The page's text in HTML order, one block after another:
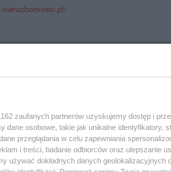
wierzymy, że nieruchomości to coś
na Pomorzu znamy lokalny rynek
otrzymujesz partnera z pasją,
Twoje potrzeby i działa
zaufanych partnerów uzyskujemy dostęp i
dane osobowe, takie jak unikalne identyfikatory,
przeglądania w celu zapewniania
i treści, badanie odbiorców oraz ulepszanie
używać dokładnych danych geolokalizacyjnych